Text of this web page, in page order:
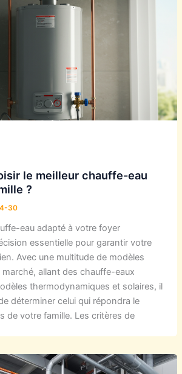
le meilleur chauffe-eau
?
30
eau adapté à votre foyer
essentielle pour garantir votre
Avec une multitude de modèles
allant des chauffe-eaux
thermodynamiques et solaires, il
déterminer celui qui répondra le
de votre famille. Les critères de